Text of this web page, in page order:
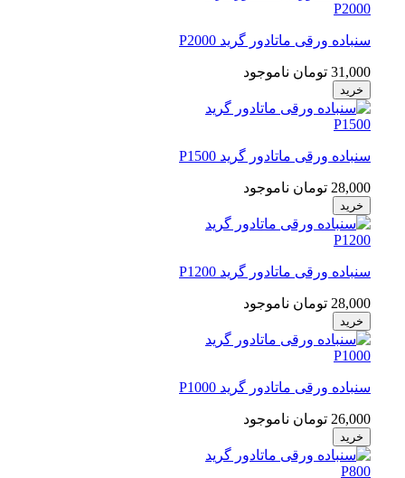
سنباده ورقی ماتادور گرید P2000
31,000 تومان ناموجود
سنباده ورقی ماتادور گرید P1500
28,000 تومان ناموجود
سنباده ورقی ماتادور گرید P1200
28,000 تومان ناموجود
سنباده ورقی ماتادور گرید P1000
26,000 تومان ناموجود